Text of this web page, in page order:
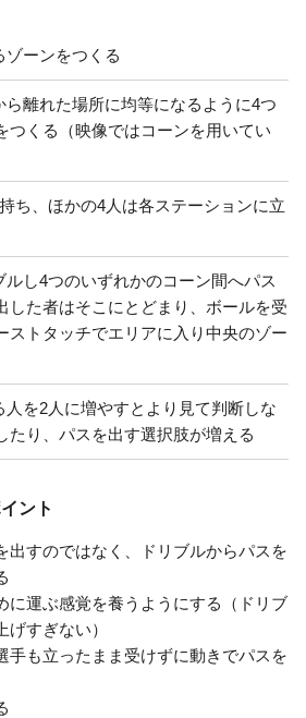
ゾーンをつくる
ら離れた場所に均等になるように4つ
つくる（映像ではコーンを用いてい
ち、ほかの4人は各ステーションに立
ルし4つのいずれかのコーン間へパス
した者はそこにとどまり、ボールを受
ストタッチでエリアに入り中央のゾー
人を2人に増やすとより見て判断しな
たり、パスを出す選択肢が増える
ント
出すのではなく、ドリブルからパスを
に運ぶ感覚を養うようにする（ドリブ
げすぎない）
手も立ったまま受けずに動きでパスを